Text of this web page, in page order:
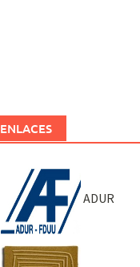
ENLACES
ADUR